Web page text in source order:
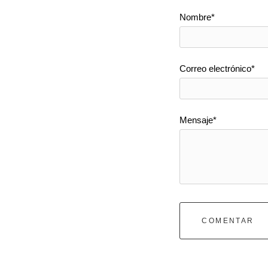
Nombre*
Correo electrónico*
Mensaje*
COMENTAR